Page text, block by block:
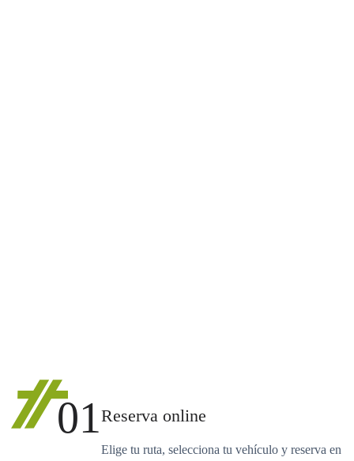
01Reserva online
Elige tu ruta, selecciona tu vehículo y reserva en